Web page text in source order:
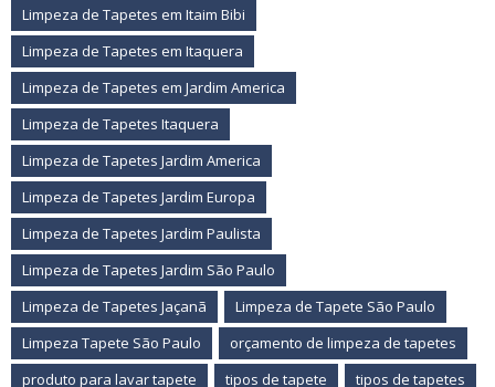
Limpeza de Tapetes em Itaim Bibi
Limpeza de Tapetes em Itaquera
Limpeza de Tapetes em Jardim America
Limpeza de Tapetes Itaquera
Limpeza de Tapetes Jardim America
Limpeza de Tapetes Jardim Europa
Limpeza de Tapetes Jardim Paulista
Limpeza de Tapetes Jardim São Paulo
Limpeza de Tapetes Jaçanã
Limpeza de Tapete São Paulo
Limpeza Tapete São Paulo
orçamento de limpeza de tapetes
produto para lavar tapete
tipos de tapete tipos de tapetes